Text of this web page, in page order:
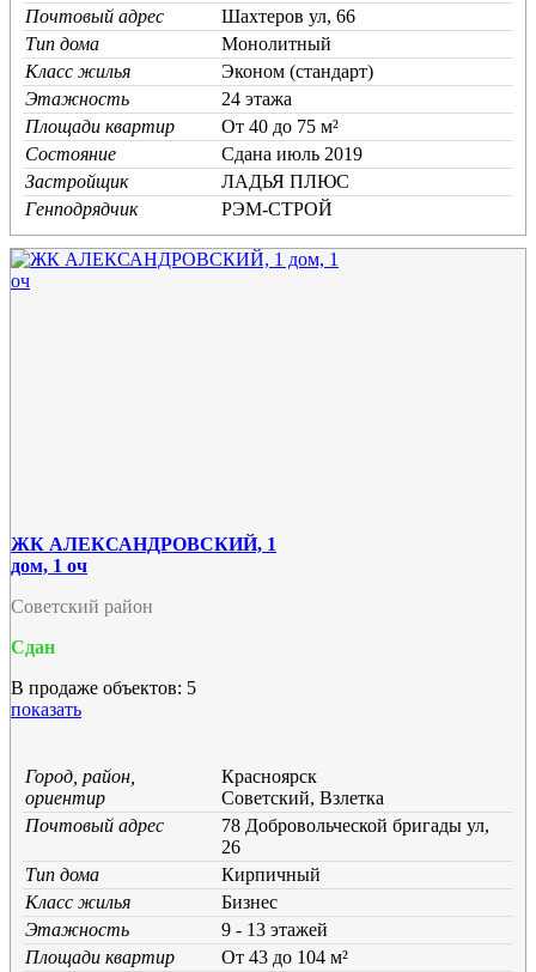
Почтовый адрес
Шахтеров ул, 66
Тип дома
Монолитный
Класс жилья
Эконом (стандарт)
Этажность
24 этажа
Площади квартир
От 40 до 75 м²
Состояние
Cдана июль 2019
Застройщик
ЛАДЬЯ ПЛЮС
Генподрядчик
РЭМ-СТРОЙ
ЖК АЛЕКСАНДРОВСКИЙ, 1
дом, 1 оч
Советский район
Сдан
В продаже объектов: 5
показать
Город, район,
ориентир
Красноярск
Советский, Взлетка
Почтовый адрес
78 Добровольческой бригады ул,
26
Тип дома
Кирпичный
Класс жилья
Бизнес
Этажность
9 - 13 этажей
Площади квартир
От 43 до 104 м²